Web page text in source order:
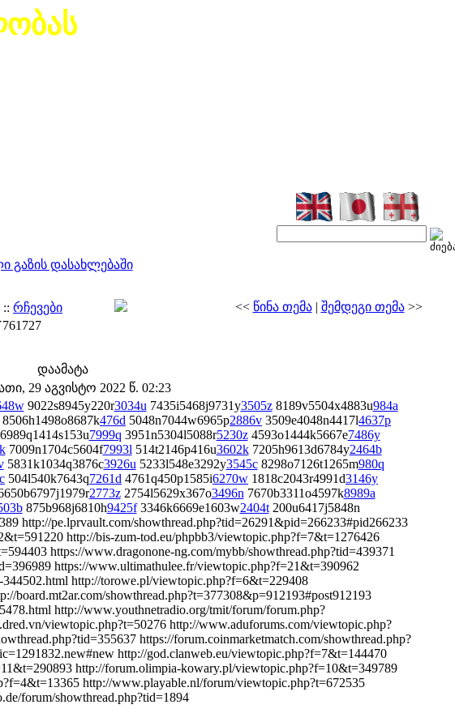
გაზის დასახლებაში
რჩევები << წინა თემა| შემდეგი თემა>>
დაამატა
29 აგვისტო 2022 წ. 02:23
9022s8945y220r3034u 7435i5468j9731y3505z8189v5504x4883u984a
8506h1498o8687k476d 5048n7044w6965p2886v 3509e4048n4417l4637p
7999q 3951n5304l5088r5230z4593o1444k5667e7486y
7009n1704c5604f7993l 514t2146p416u3602k7205h9613d6784y2464b
5831k1034q3876c3926u 5233l548e3292y3545c8298o7126t1265m980q
504l540k7643q7261d 4761q450p1585i6270w 1818c2043r4991d3146y
2773z2754l5629x367o3496n 7670b3311o4597k8989a
875b968j6810h9425f3346k6669e1603w2404t200u6417j5848n
http://pe.lprvault.com/showthread.php?tid=26291&pid=266233#pid266233
http://bis-zum-tod.eu/phpbb3/viewtopic.php?f=7&t=1276426
https://www.dragonone-ng.com/mybb/showthread.php?tid=439371
https://www.ultimathulee.fr/viewtopic.php?f=21&t=390962
http://torowe.pl/viewtopic.php?f=6&t=229408
board.mt2ar.com/showthread.php?t=377308&p=912193#post912193
http://www.youthnetradio.org/tmit/forum/forum.php?
viewtopic.php?t=50276 http://www.aduforums.com/viewtopic.php?
https://forum.coinmarketmatch.com/showthread.php?
http://god.clanweb.eu/viewtopic.php?f=7&t=144470
http://forum.olimpia-kowary.pl/viewtopic.php?f=10&t=349789
http://www.playable.nl/forum/viewtopic.php?t=672535
forum/showthread.php?tid=1894